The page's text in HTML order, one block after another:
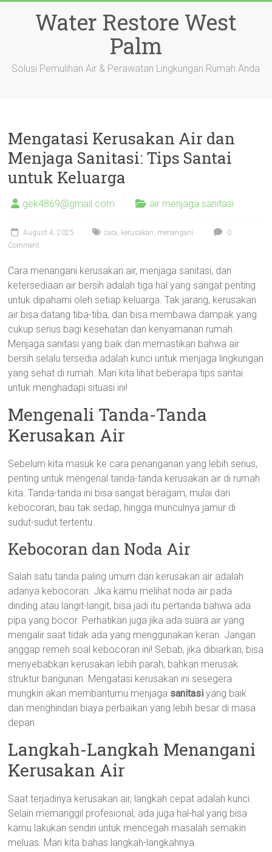
Water Restore West
Palm
Solusi Pemulihan Air & Perawatan Lingkungan Rumah Anda
Mengatasi Kerusakan Air dan
Menjaga Sanitasi: Tips Santai
untuk Keluarga
gek4869@gmail.com air menjaga sanitasi
August 4, 2025 cara, kerusakan, menangani
0
Comment
Cara menangani kerusakan air, menjaga sanitasi, dan
ketersediaan air bersih adalah tiga hal yang sangat penting
untuk dipahami oleh setiap keluarga. Tak jarang, kerusakan
air bisa datang tiba-tiba, dan bisa membawa dampak yang
cukup serius bagi kesehatan dan kenyamanan rumah.
Menjaga sanitasi yang baik dan memastikan bahwa air
bersih selalu tersedia adalah kunci untuk menjaga lingkungan
yang sehat di rumah. Mari kita lihat beberapa tips santai
untuk menghadapi situasi ini!
Mengenali Tanda-Tanda
Kerusakan Air
Sebelum kita masuk ke cara penanganan yang lebih serius,
penting untuk mengenal tanda-tanda kerusakan air di rumah
kita. Tanda-tanda ini bisa sangat beragam, mulai dari
kebocoran, bau tak sedap, hingga munculnya jamur di
sudut-sudut tertentu.
Kebocoran dan Noda Air
Salah satu tanda paling umum dari kerusakan air adalah
adanya kebocoran. Jika kamu melihat noda air pada
dinding atau langit-langit, bisa jadi itu pertanda bahwa ada
pipa yang bocor. Perhatikan juga jika ada suara air yang
mengalir saat tidak ada yang menggunakan keran. Jangan
anggap remeh soal kebocoran ini! Sebab, jika dibiarkan, bisa
menyebabkan kerusakan lebih parah, bahkan merusak
struktur bangunan. Mengatasi kerusakan ini sesegera
mungkin akan membantumu menjaga sanitasi yang baik
dan menghindari biaya perbaikan yang lebih besar di masa
depan.
Langkah-Langkah Menangani
Kerusakan Air
Saat terjadinya kerusakan air, langkah cepat adalah kunci.
Selain memanggil profesional, ada juga hal-hal yang bisa
kamu lakukan sendiri untuk mencegah masalah semakin
meluas. Mari kita bahas langkah-langkahnya.